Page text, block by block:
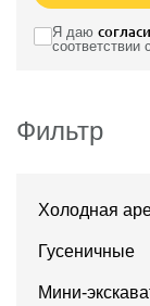
Фильтр
Холодная
Гусеничные
Мини-
Я даю
соответствии с